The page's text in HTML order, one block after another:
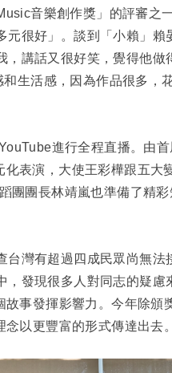
音樂創作獎」的評審之
很好」。談到「小賴」賴
講話又很好笑，覺得他做
生活感，因為作品很多，
進行全程直播。由
表演，大使王彩樺跟五大
團團長林靖嵐也準備了精
灣有超過四成民眾尚無法
發現很多人對同志的疑慮
事發揮影響力。今年除頒
以更豐富的形式傳達出去。